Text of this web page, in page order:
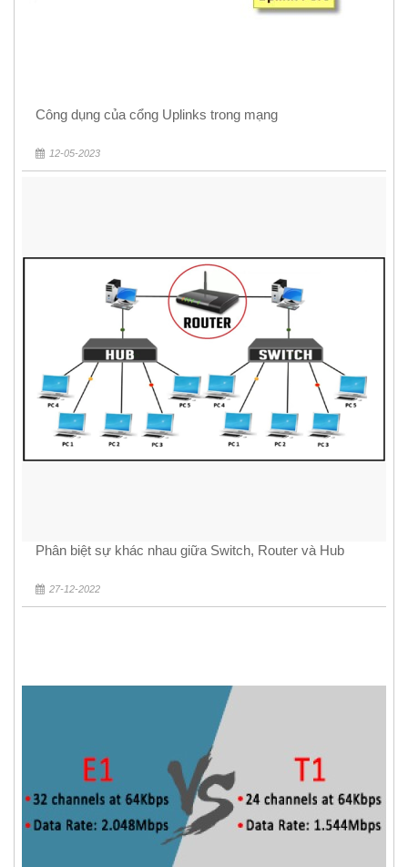
Công dụng của cổng Uplinks trong mạng
12-05-2023
Phân biệt sự khác nhau giữa Switch, Router và Hub
27-12-2022